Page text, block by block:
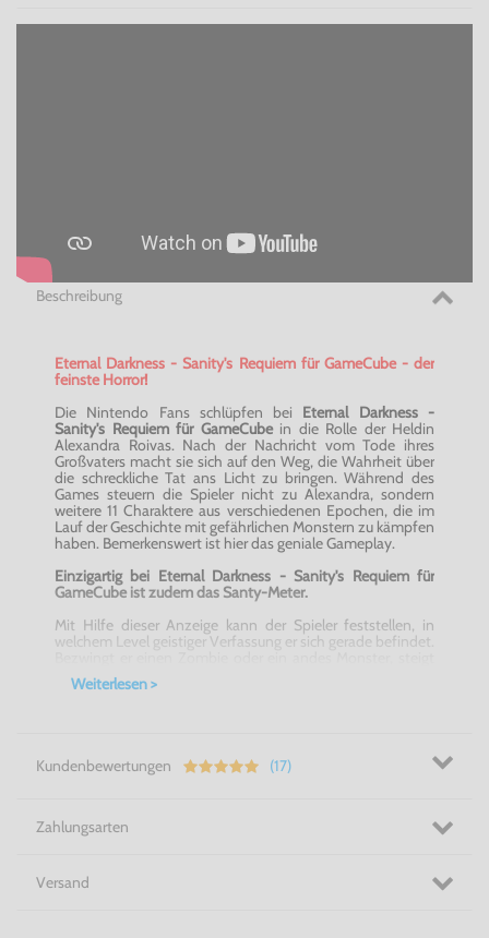
Beschreibung
Eternal Darkness - Sanity's Requiem für GameCube - der
feinste Horror!
Die Nintendo Fans schlüpfen bei Eternal Darkness -
Sanity's Requiem für GameCube in die Rolle der Heldin
Alexandra Roivas. Nach der Nachricht vom Tode ihres
Großvaters macht sie sich auf den Weg, die Wahrheit über
die schreckliche Tat ans Licht zu bringen. Während des
Games steuern die Spieler nicht zu Alexandra, sondern
weitere 11 Charaktere aus verschiedenen Epochen, die im
Lauf der Geschichte mit gefährlichen Monstern zu kämpfen
haben. Bemerkenswert ist hier das geniale Gameplay.
Einzigartig bei Eternal Darkness - Sanity's Requiem für
GameCube ist zudem das Santy-Meter.
Mit Hilfe dieser Anzeige kann der Spieler feststellen, in
welchem Level geistiger Verfassung er sich gerade befindet.
der Level. Flieht er jedoch vor den Monstern, so sinkt der
Level auf der Santy-Leiste und es geschehen auf einmal
Requiem für GameCube
die Grusel-Fans mit der Zunge
schnalzen. In faszinierenden 3D-Welten werden
Musik und geheimnisvollen Klängen. Zahlreiche
Lichteffekte wie Fackeln oder mysteriöse Zaubersprüche
Weiterlesen >
Kundenbewertungen (17)
Zahlungsarten
Versand